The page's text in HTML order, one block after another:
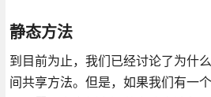
静态方法
到目前为止，我们已经讨论了为什
间共享方法。但是，如果我们有一